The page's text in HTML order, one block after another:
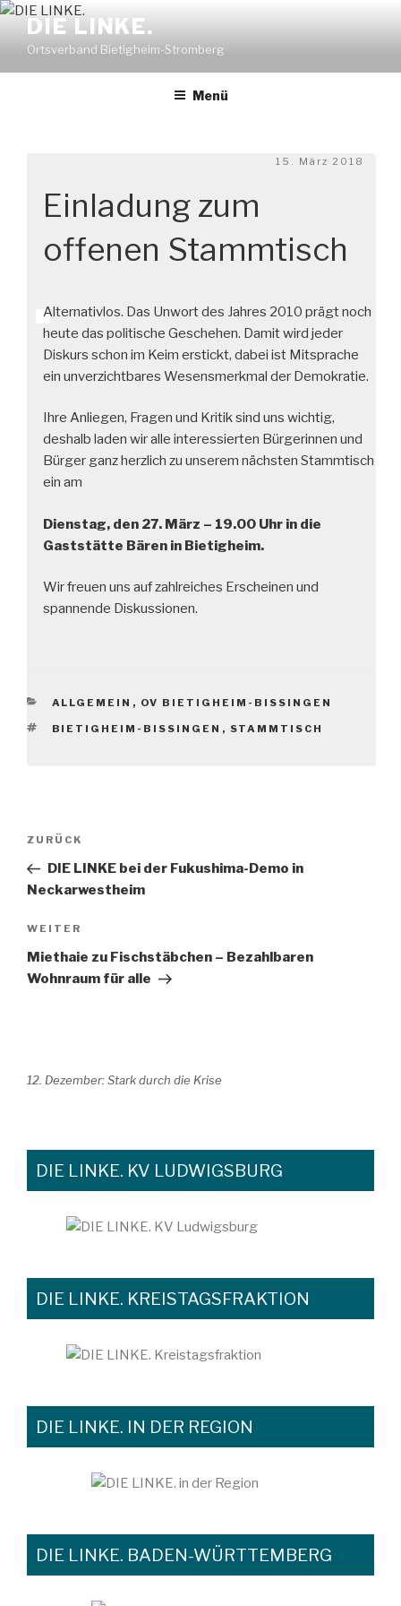
Zum
Inhalt
springen
DIE LINKE.
Ortsverband Bietigheim-Stromberg
Menü
Veröffentlicht
15. März 2018
Einladung zum
offenen Stammtisch
Alternativlos. Das Unwort des Jahres 2010 prägt noch
heute das politische Geschehen. Damit wird jeder
Diskurs schon im Keim erstickt, dabei ist Mitsprache
ein unverzichtbares Wesensmerkmal der Demokratie.
Ihre Anliegen, Fragen und Kritik sind uns wichtig,
deshalb laden wir alle interessierten Bürgerinnen und
Bürger ganz herzlich zu unserem nächsten Stammtisch
ein am
Dienstag, den 27. März – 19.00 Uhr in die
Gaststätte Bären in Bietigheim.
Wir freuen uns auf zahlreiches Erscheinen und
spannende Diskussionen.
KATEGORIEN
ALLGEMEIN , OV BIETIGHEIM-BISSINGEN
SCHLAGWÖRTER
BIETIGHEIM-BISSINGEN , STAMMTISCH
Beitragsnavigation
Vorheriger
Beitrag
ZURÜCK
DIE LINKE bei der Fukushima-Demo in
Neckarwestheim
Nächster
Beitrag
WEITER
Miethaie zu Fischstäbchen – Bezahlbaren
Wohnraum für alle
12. Dezember: Stark durch die Krise
DIE LINKE. KV LUDWIGSBURG
DIE LINKE. KREISTAGSFRAKTION
DIE LINKE. IN DER REGION
DIE LINKE. BADEN-WÜRTTEMBERG